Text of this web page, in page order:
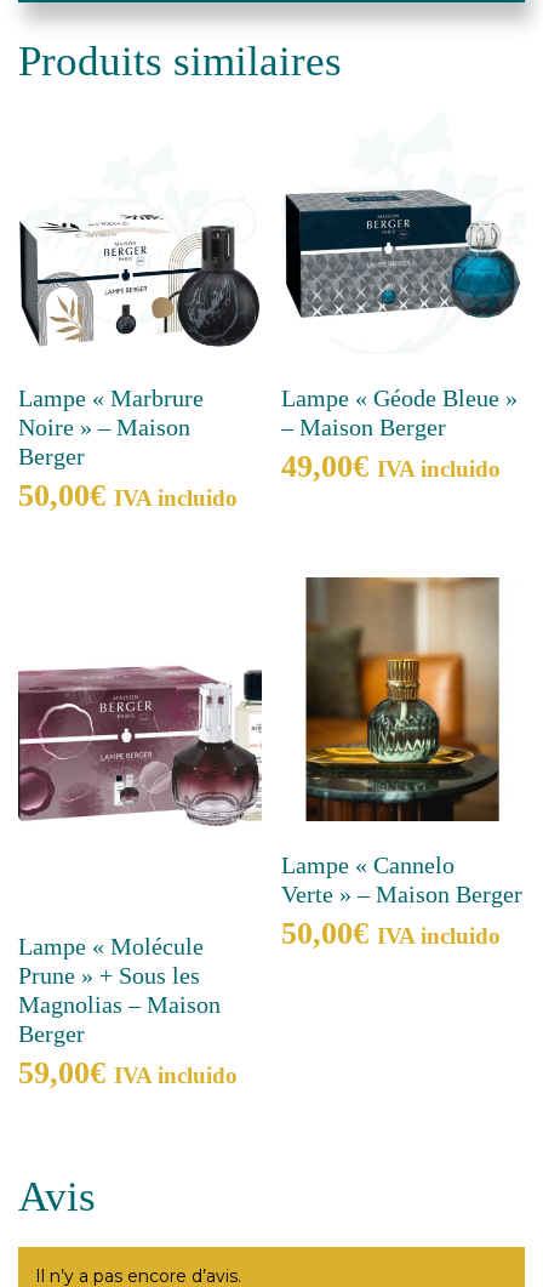
Grenat"
-
Maison
Produits similaires
Lampe « Marbrure
Noire » – Maison
Berger
50,00€ IVA incluido
Lampe « Géode Bleue »
– Maison Berger
49,00€ IVA incluido
Lampe « Molécule
Prune » + Sous les
Magnolias – Maison
Berger
59,00€ IVA incluido
Lampe « Cannelo
Verte » – Maison Berger
50,00€ IVA incluido
Avis
Il n’y a pas encore d’avis.